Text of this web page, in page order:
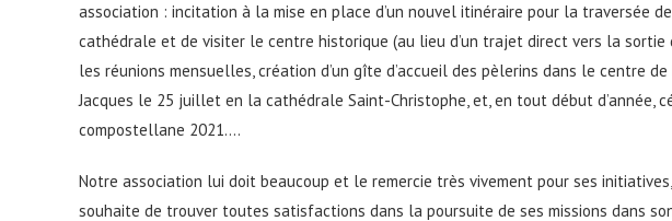
association : incitation à la mise en place d’un nouvel itinéraire pour la traversée
cathédrale et de visiter le centre historique (au lieu d’un trajet direct vers la sortie
les réunions mensuelles, création d’un gîte d’accueil des pèlerins dans le centre
Jacques le 25 juillet en la cathédrale Saint-Christophe, et, en tout début d’année,
compostellane 2021….
Notre association lui doit beaucoup et le remercie très vivement pour ses
souhaite de trouver toutes satisfactions dans la poursuite de ses missions dans